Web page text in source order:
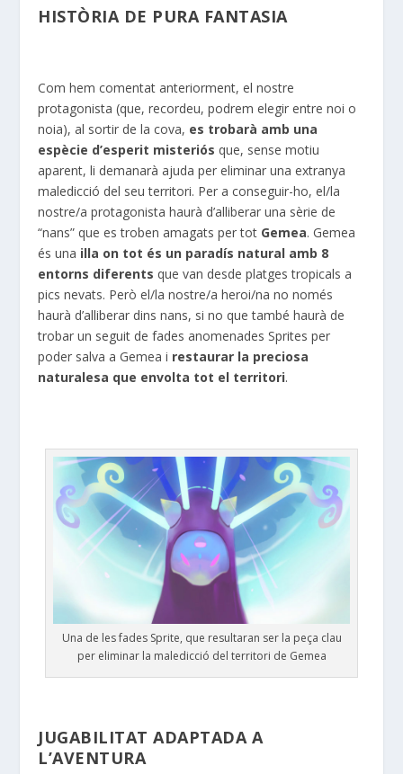
HISTÒRIA DE PURA FANTASIA
Com hem comentat anteriorment, el nostre
protagonista (que, recordeu, podrem elegir entre noi o
noia), al sortir de la cova, es trobarà amb una
espècie d’esperit misteriós que, sense motiu
aparent, li demanarà ajuda per eliminar una extranya
maledicció del seu territori. Per a conseguir-ho, el/la
nostre/a protagonista haurà d’alliberar una sèrie de
“nans” que es troben amagats per tot Gemea. Gemea
és una illa on tot és un paradís natural amb 8
entorns diferents que van desde platges tropicals a
pics nevats. Però el/la nostre/a heroi/na no només
haurà d’alliberar dins nans, si no que també haurà de
trobar un seguit de fades anomenades Sprites per
poder salva a Gemea i restaurar la preciosa
naturalesa que envolta tot el territori.
Una de les fades Sprite, que resultaran ser la peça clau
per eliminar la maledicció del territori de Gemea
JUGABILITAT ADAPTADA A
L’AVENTURA